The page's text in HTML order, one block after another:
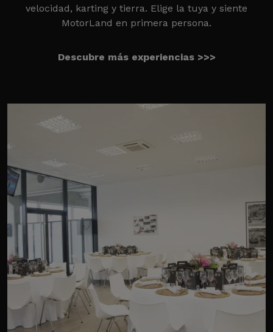
velocidad, karting y tierra. Elige la tuya y siente
MotorLand en primera persona.
Descubre más experiencias >>>